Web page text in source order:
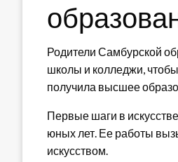
Родители Самбурской
школы и колледжи,
получила высшее
Первые шаги в
юных лет. Ее работы
искусством.